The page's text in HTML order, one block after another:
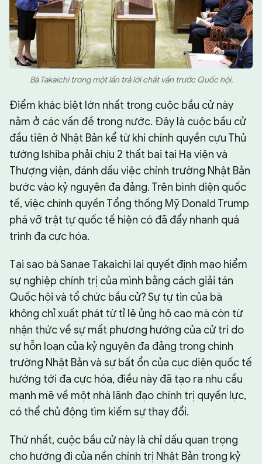
Bà Takaichi trong một lần trả lời chất vấn trước Quốc hội.
Điểm khác biệt lớn nhất trong cuộc bầu cử này
nằm ở các vấn đề trong nước. Đây là cuộc bầu cử
đầu tiên ở Nhật Bản kể từ khi chính quyền cựu Thủ
tướng Ishiba phải chịu 2 thất bại tại Hạ viện và
Thượng viện, đánh dấu việc chính trường Nhật Bản
bước vào kỷ nguyên đa đảng. Trên bình diện quốc
tế, việc chính quyền Tổng thống Mỹ Donald Trump
phá vỡ trật tự quốc tế hiện có đã đẩy nhanh quá
trình đa cực hóa.
Tại sao bà Sanae Takaichi lại quyết định mạo hiểm
sự nghiệp chính trị của mình bằng cách giải tán
Quốc hội và tổ chức bầu cử? Sự tự tin của bà
không chỉ xuất phát từ tỉ lệ ủng hộ cao mà còn từ
nhận thức về sự mất phương hướng của cử tri do
sự hỗn loạn của kỷ nguyên đa đảng trong chính
trường Nhật Bản và sự bất ổn của cục diện quốc tế
hướng tới đa cực hóa, điều này đã tạo ra nhu cầu
mạnh mẽ về một nhà lãnh đạo chính trị quyền lực,
có thể chủ động tìm kiếm sự thay đổi.
Thứ nhất, cuộc bầu cử này là chỉ dấu quan trọng
cho hướng đi của nền chính trị Nhật Bản trong kỷ